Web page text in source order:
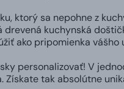
ktorý sa nepohne z
kuchynská
ako pripomienka vášho
personalizovať! V
tak absolútne